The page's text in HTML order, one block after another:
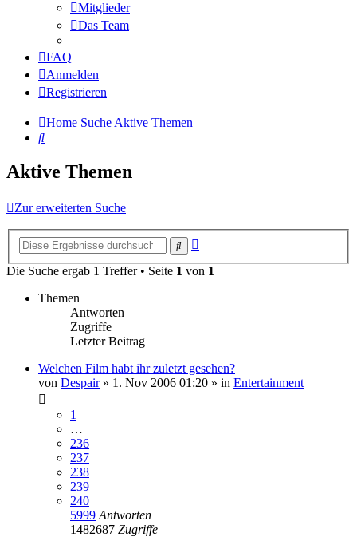
Mitglieder
Das Team
FAQ
Anmelden
Registrieren
Home SucheAktive Themen
Suche
Aktive Themen
Zur erweiterten Suche
Suche
Die Suche ergab 1 Treffer • Seite 1 von 1
Themen
Antworten
Zugriffe
Letzter Beitrag
Welchen Film habt ihr zuletzt gesehen?
von Despair» 1. Nov 2006 01:20 » in Entertainment
1
…
236
237
238
239
240
5999 Antworten
1482687 Zugriffe